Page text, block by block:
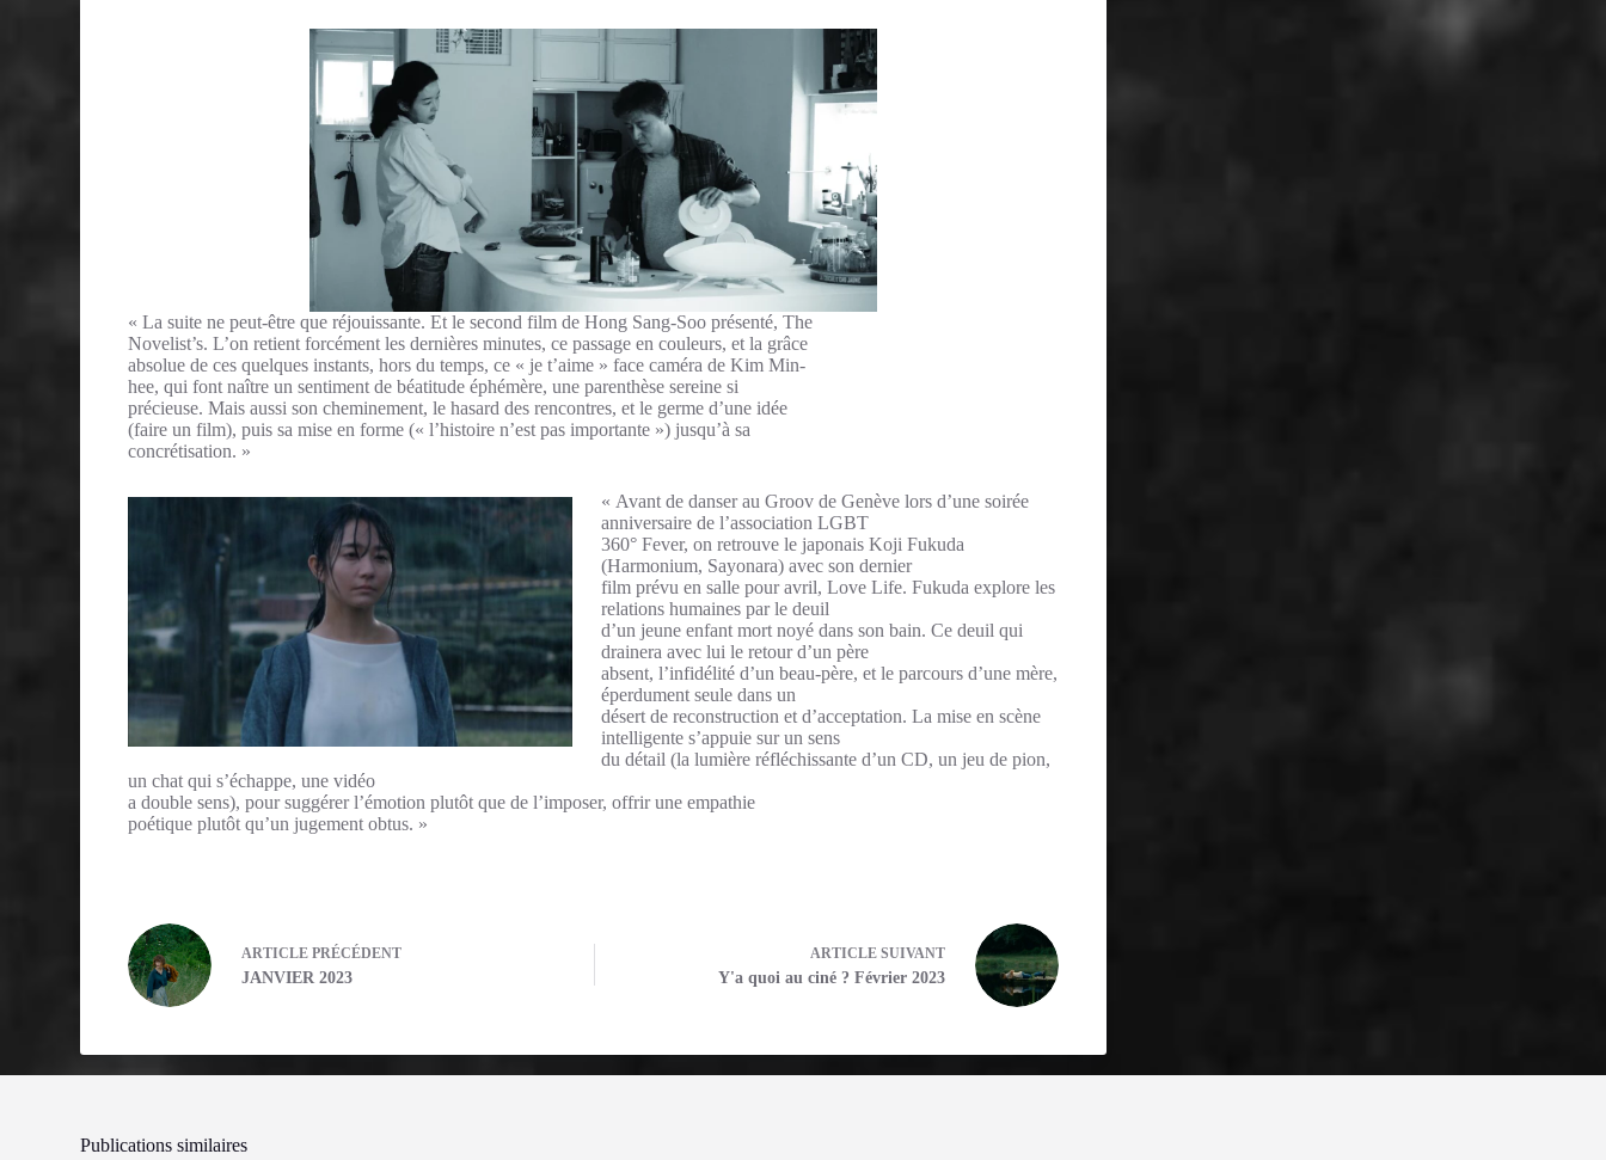
« La suite ne peut-être que réjouissante. Et le second film de Hong Sang-Soo présenté, The
Novelist’s. L’on retient forcément les dernières minutes, ce passage en couleurs, et la grâce
absolue de ces quelques instants, hors du temps, ce « je t’aime » face caméra de Kim Min-
hee, qui font naître un sentiment de béatitude éphémère, une parenthèse sereine si
précieuse. Mais aussi son cheminement, le hasard des rencontres, et le germe d’une idée
(faire un film), puis sa mise en forme (« l’histoire n’est pas importante ») jusqu’à sa
concrétisation. »
« Avant de danser au Groov de Genève lors d’une soirée
anniversaire de l’association LGBT
360° Fever, on retrouve le japonais Koji Fukuda
(Harmonium, Sayonara) avec son dernier
film prévu en salle pour avril, Love Life. Fukuda explore les
relations humaines par le deuil
d’un jeune enfant mort noyé dans son bain. Ce deuil qui
drainera avec lui le retour d’un père
absent, l’infidélité d’un beau-père, et le parcours d’une mère,
éperdument seule dans un
désert de reconstruction et d’acceptation. La mise en scène
intelligente s’appuie sur un sens
du détail (la lumière réfléchissante d’un CD, un jeu de pion,
un chat qui s’échappe, une vidéo
a double sens), pour suggérer l’émotion plutôt que de l’imposer, offrir une empathie
poétique plutôt qu’un jugement obtus. »
ARTICLE PRÉCÉDENT
JANVIER 2023
ARTICLE SUIVANT
Y'a quoi au ciné ? Février 2023
Publications similaires